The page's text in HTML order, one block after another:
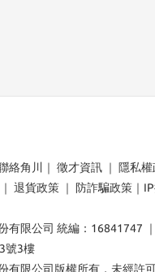
絡角川 ｜ 徵才資訊 ｜ 隱私
｜ 退貨政策 ｜ 防詐騙政策 ｜
有限公司 統編：16841747
號3樓
有限公司版權所有，未經許